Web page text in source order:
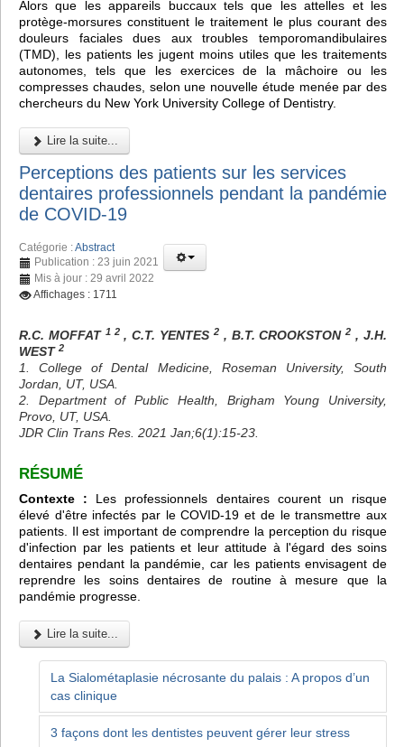
Alors que les appareils buccaux tels que les attelles et les
protège-morsures constituent le traitement le plus courant des
douleurs faciales dues aux troubles temporomandibulaires
(TMD), les patients les jugent moins utiles que les traitements
autonomes, tels que les exercices de la mâchoire ou les
compresses chaudes, selon une nouvelle étude menée par des
chercheurs du New York University College of Dentistry.
Lire la suite...
Perceptions des patients sur les services
dentaires professionnels pendant la pandémie
de COVID-19
Catégorie :Abstract
Publication : 23 juin 2021
Mis à jour : 29 avril 2022
Affichages : 1711
R.C. MOFFAT 1 2, C.T. YENTES 2, B.T. CROOKSTON2 , J.H.
WEST 2
1. College of Dental Medicine, Roseman University, South
Jordan, UT, USA.
2. Department of Public Health, Brigham Young University,
Provo, UT, USA.
JDR Clin Trans Res. 2021 Jan;6(1):15-23.
RÉSUMÉ
Contexte : Les professionnels dentaires courent un risque
élevé d'être infectés par le COVID-19 et de le transmettre aux
patients. Il est important de comprendre la perception du risque
d'infection par les patients et leur attitude à l'égard des soins
dentaires pendant la pandémie, car les patients envisagent de
reprendre les soins dentaires de routine à mesure que la
pandémie progresse.
Lire la suite...
La Sialométaplasie nécrosante du palais : A propos d’un
cas clinique
3 façons dont les dentistes peuvent gérer leur stress